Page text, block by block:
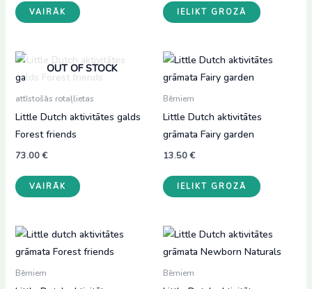
VAIRĀK IELIKT GROZĀ
OUT OF STOCK
attīstošās rotaļlietas
Little Dutch aktivitātes galds
Forest friends
73.00€
VAIRĀK
Bērniem
Little Dutch aktivitātes
grāmata Fairy garden
13.50€
IELIKT GROZĀ
Bērniem Bērniem